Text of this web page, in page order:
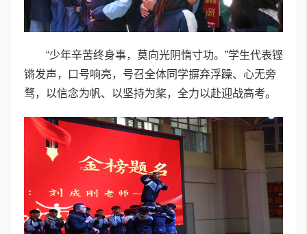
“少年辛苦终身事，莫向光阴惰寸功。”学生代表铿
锵发声，口号响亮，号召全体同学摒弃浮躁、心无旁
骛，以信念为帆、以坚持为桨，全力以赴迎战高考。